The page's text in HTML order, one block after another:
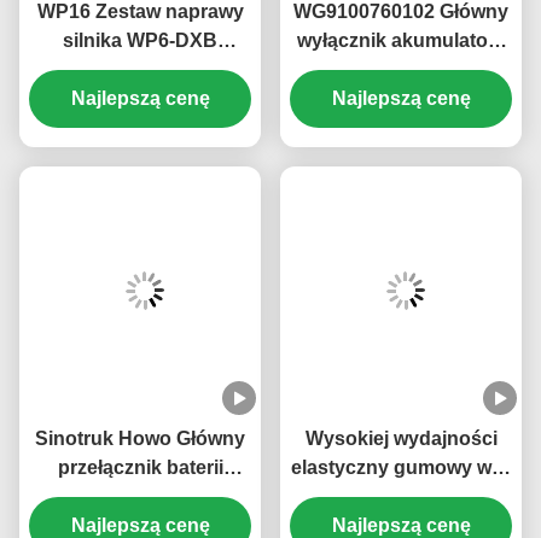
WP16 Zestaw naprawy
silnika WP6-DXB
KM8200144 Zestawy
naprawy silnika
odporności cieplnej
Najlepszą cenę
WG9100760102 Główny
wyłącznik akumulatora
KM3600023 Sinotruk
Howo T5G T7G
Odłącznik głównego
Najlepszą cenę
Sinotruk Howo Główny
przełącznik baterii
Operacja
bezpieczeństwa
Najlepszą cenę
Wysokiej wydajności
elastyczny gumowy wąż
DZ95319535812 części
zamienne Shacman
Najlepszą cenę